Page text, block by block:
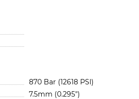
870 Bar (12618 PSI)
7.5mm (0.295")